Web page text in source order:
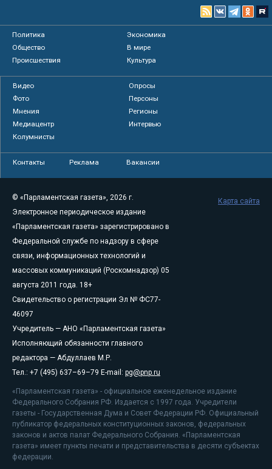
Политика
Экономика
Общество
В мире
Происшествия
Культура
Видео
Опросы
Фото
Персоны
Мнения
Регионы
Медиацентр
Интервью
Колумнисты
Контакты Реклама Вакансии
© «Парламентская газета», 2026 г.
Электронное периодическое издание
«Парламентская газета» зарегистрировано в
Федеральной службе по надзору в сфере
связи, информационных технологий и
массовых коммуникаций (Роскомнадзор) 05
августа 2011 года. 18+
Свидетельство о регистрации Эл № ФС77-
46097
Учредитель — АНО «Парламентская газета»
Исполняющий обязанности главного
редактора — Абдуллаев М.Р.
Тел.: +7 (495) 637–69–79 E-mail: pg@pnp.ru
«Парламентская газета» - официальное еженедельное издание
Федерального Собрания РФ. Издается с 1997 года. Учредители
газеты - Государственная Дума и Совет Федерации РФ. Официальный
публикатор федеральных конституционных законов, федеральных
законов и актов палат Федерального Собрания. «Парламентская
газета» имеет пункты печати и представительства в десяти субъектах
федерации.
Карта сайта